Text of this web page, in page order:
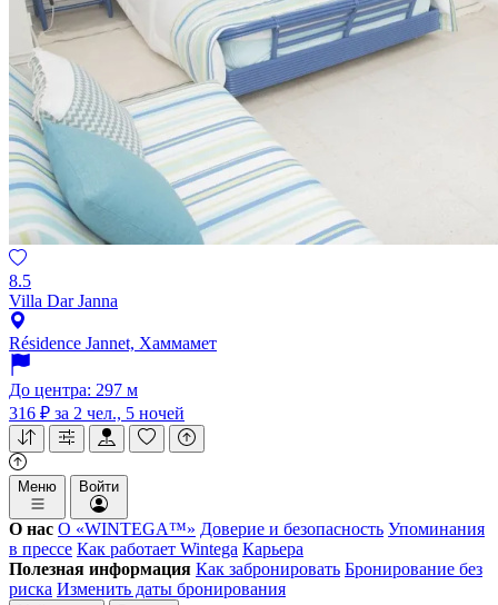
8.5
Villa Dar Janna
Résidence Jannet, Хаммамет
До центра: 297 м
316 ₽ за 2 чел., 5 ночей
Меню Войти
О нас О «WINTEGA™» Доверие и безопасность Упоминания
в прессе Как работает Wintega Карьера
Полезная информация Как забронировать Бронирование без
риска Изменить даты бронирования